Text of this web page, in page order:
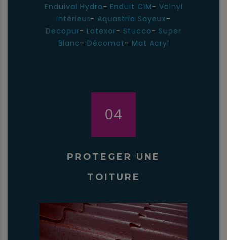
Enduival Hydro- Enduit CIM- Valnyl
Intérieur- Aquastria Soyeux-
Decopur- Latexor- Stucco- Super
Blanc- Décomat- Mat Acryl
04
PROTEGER UNE
TOITURE